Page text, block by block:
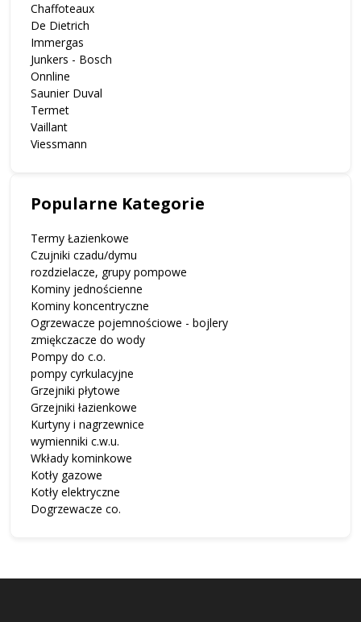
Chaffoteaux
De Dietrich
Immergas
Junkers - Bosch
Onnline
Saunier Duval
Termet
Vaillant
Viessmann
Popularne Kategorie
Termy Łazienkowe
Czujniki czadu/dymu
rozdzielacze, grupy pompowe
Kominy jednościenne
Kominy koncentryczne
Ogrzewacze pojemnościowe - bojlery
zmiękczacze do wody
Pompy do c.o.
pompy cyrkulacyjne
Grzejniki płytowe
Grzejniki łazienkowe
Kurtyny i nagrzewnice
wymienniki c.w.u.
Wkłady kominkowe
Kotły gazowe
Kotły elektryczne
Dogrzewacze co.